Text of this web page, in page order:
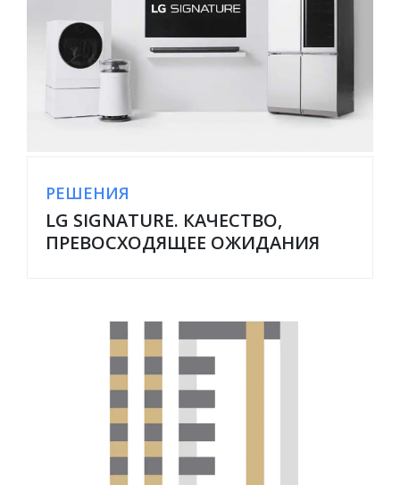
РЕШЕНИЯ
LG SIGNATURE. КАЧЕСТВО,
ПРЕВОСХОДЯЩЕЕ ОЖИДАНИЯ